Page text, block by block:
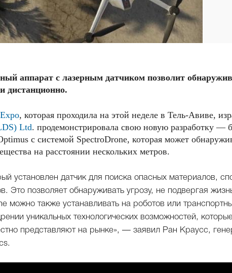
аппарат с лазерным датчиком позволит
дистанционно.
, которая проходила на этой неделе в Тель-Авиве,
Ltd. продемонстрировала свою новую разработку —
с системой SpectroDrone, которая может
на расстоянии нескольких метров.
установлен датчик для поиска опасных материалов,
Это позволяет обнаруживать угрозу, не подвергая
можно также устанавливать на роботов или
уникальных технологических возможностей,
представляют на рынке», — заявил Ран Краусс,